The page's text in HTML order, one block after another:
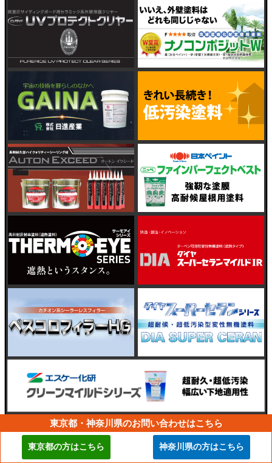
東京都・神奈川県のお問い合わせはこちら
東京都の方はこちら 神奈川県の方はこちら